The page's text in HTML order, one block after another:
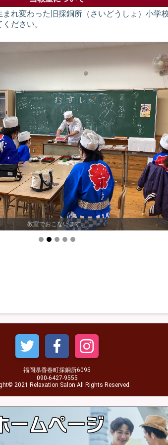
れ変わった旧採銅所（さいどうしょ）小学
ださい。
教室でおこないます。
福岡県香春町採銅所6095
090-6427-9555
2021 Relaxation Salon All Rights Reserved.